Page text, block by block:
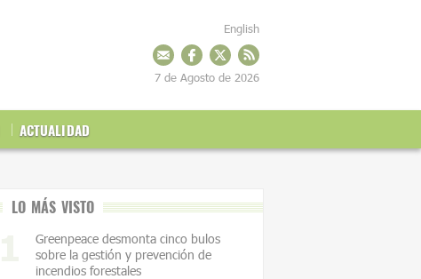
ACTUALIDAD
English
7 de Agosto de 2026
LO MÁS VISTO
Greenpeace desmonta cinco bulos
sobre la gestión y prevención de
incendios forestales